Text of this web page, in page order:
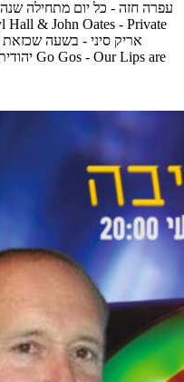
יהודית רביץ - בלדה על אדון כמעט וגברת כבר Go Gos - Our Lips are